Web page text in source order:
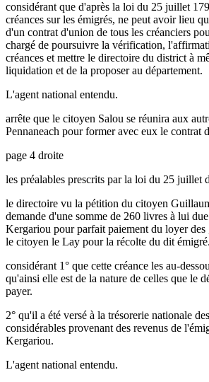
considérant que d'après la loi du 25 juillet
créances sur les émigrés, ne peut avoir lieu
d'un contrat d'union de tous les créanciers
chargé de poursuivre la vérification,
créances et mettre le directoire du district à
liquidation et de la proposer au département.
L'agent national entendu.
arrête que le citoyen Salou se réunira aux
Pennaneach pour former avec eux le contrat
page 4 droite
les préalables prescrits par la loi du 25 juillet
le directoire vu la pétition du citoyen
demande d'une somme de 260 livres à lui
Kergariou pour parfait paiement du loyer des
le citoyen le Lay pour la récolte du dit émigré.
considérant 1° que cette créance les au-
qu'ainsi elle est de la nature de celles que le
payer.
2° qu'il a été versé à la trésorerie nationale
considérables provenant des revenus de
Kergariou.
L'agent national entendu.